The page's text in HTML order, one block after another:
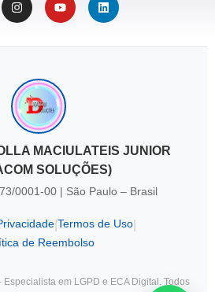
MACIULATEIS JUNIOR
SOLUÇÕES)
0001-00 | São Paulo – Brasil
Termos de Uso
de Reembolso
em LGPD e ECA Digital. Todos